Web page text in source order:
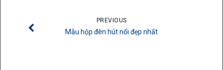
PREVIOUS
Mẫu hộp đèn hút nổi đẹp nhất